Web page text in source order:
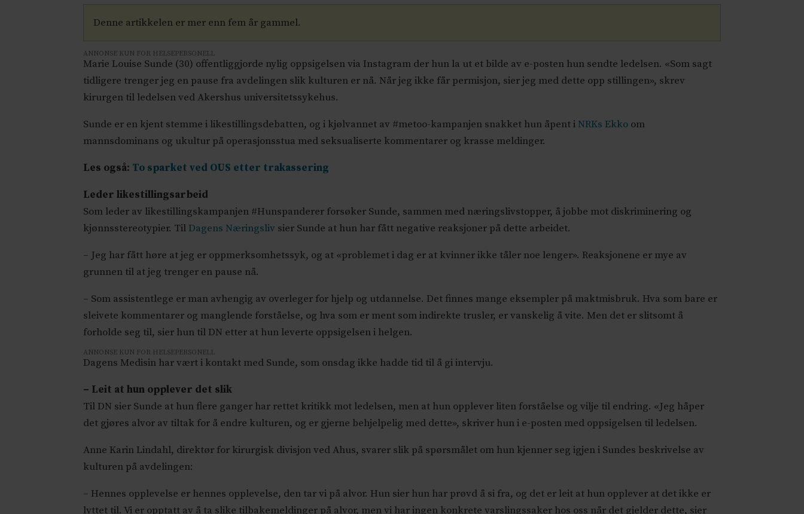
Denne artikkelen er mer enn fem år gammel.
ANNONSE KUN FOR HELSEPERSONELL
Marie Louise Sunde (30) offentliggjorde nylig oppsigelsen via Instagram der hun la ut et bilde av e-posten hun sendte ledelsen. «Som sagt
tidligere trenger jeg en pause fra avdelingen slik kulturen er nå. Når jeg ikke får permisjon, sier jeg med dette opp stillingen», skrev
kirurgen til ledelsen ved Akershus universitetssykehus.
Sunde er en kjent stemme i likestillingsdebatten, og i kjølvannet av #metoo-kampanjen snakket hun åpent i NRKs Ekko om
mannsdominans og ukultur på operasjonsstua med seksualiserte kommentarer og krasse meldinger.
Les også: To sparket ved OUS etter trakassering
Leder likestillingsarbeid
Som leder av likestillingskampanjen #Hunspanderer forsøker Sunde, sammen med næringslivstopper, å jobbe mot diskriminering og
kjønnsstereotypier. TilDagens Næringsliv sier Sunde at hun har fått negative reaksjoner på dette arbeidet.
– Jeg har fått høre at jeg er oppmerksomhetssyk, og at «problemet i dag er at kvinner ikke tåler noe lenger». Reaksjonene er mye av
grunnen til at jeg trenger en pause nå.
– Som assistentlege er man avhengig av overleger for hjelp og utdannelse. Det finnes mange eksempler på maktmisbruk. Hva som bare er
sleivete kommentarer og manglende forståelse, og hva som er ment som indirekte trusler, er vanskelig å vite. Men det er slitsomt å
forholde seg til, sier hun til DN etter at hun leverte oppsigelsen i helgen.
ANNONSE KUN FOR HELSEPERSONELL
Dagens Medisin har vært i kontakt med Sunde, som onsdag ikke hadde tid til å gi intervju.
– Leit at hun opplever det slik
Til DN sier Sunde at hun flere ganger har rettet kritikk mot ledelsen, men at hun opplever liten forståelse og vilje til endring. «Jeg håper
det gjøres alvor av tiltak for å endre kulturen, og er gjerne behjelpelig med dette», skriver hun i e-posten med oppsigelsen til ledelsen.
Anne Karin Lindahl, direktør for kirurgisk divisjon ved Ahus, svarer slik på spørsmålet om hun kjenner seg igjen i Sundes beskrivelse av
kulturen på avdelingen:
– Hennes opplevelse er hennes opplevelse, den tar vi på alvor. Hun sier hun har prøvd å si fra, og det er leit at hun opplever at det ikke er
lyttet til. Vi er opptatt av å ta slike tilbakemeldinger på alvor, men vi har ingen konkrete varslingssaker hos oss når det gjelder dette, sier